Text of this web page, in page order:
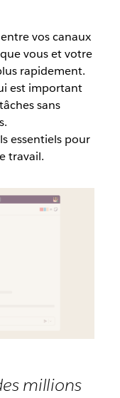
vos canaux
vous et votre
rapidement.
est important
sans
essentiels pour
travail.
millions